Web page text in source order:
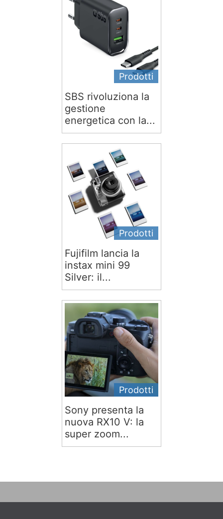
Prodotti
SBS rivoluziona la
gestione
energetica con la...
Prodotti
Fujifilm lancia la
instax mini 99
Silver: il...
Prodotti
Sony presenta la
nuova RX10 V: la
super zoom...